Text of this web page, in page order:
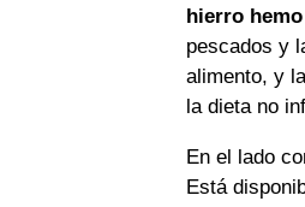
hierro hemo
pescados y
alimento, y
la dieta no
En el lado
Está